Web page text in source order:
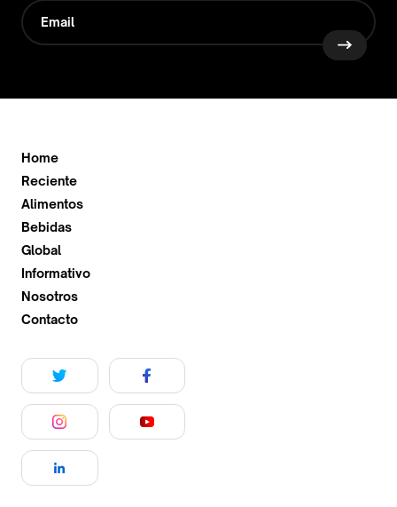
Home
Reciente
Alimentos
Bebidas
Global
Informativo
Nosotros
Contacto